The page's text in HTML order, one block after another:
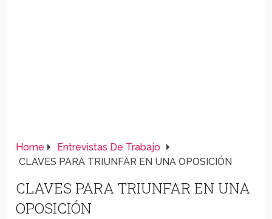
Home
Entrevistas De Trabajo
CLAVES PARA TRIUNFAR EN UNA OPOSICIÓN
CLAVES PARA TRIUNFAR EN UNA
OPOSICIÓN